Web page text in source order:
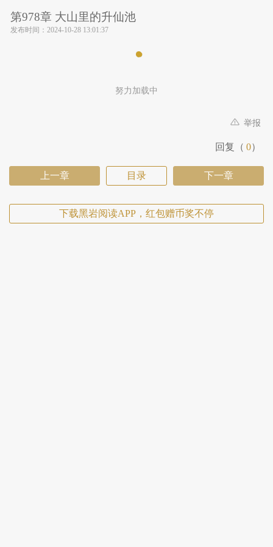
第978章 大山里的升仙池
发布时间： 2024-10-28 13:01:37
努力加载中
举报
回复（ 0）
上一章 目录 下一章
下载黑岩阅读APP，红包赠币奖不停